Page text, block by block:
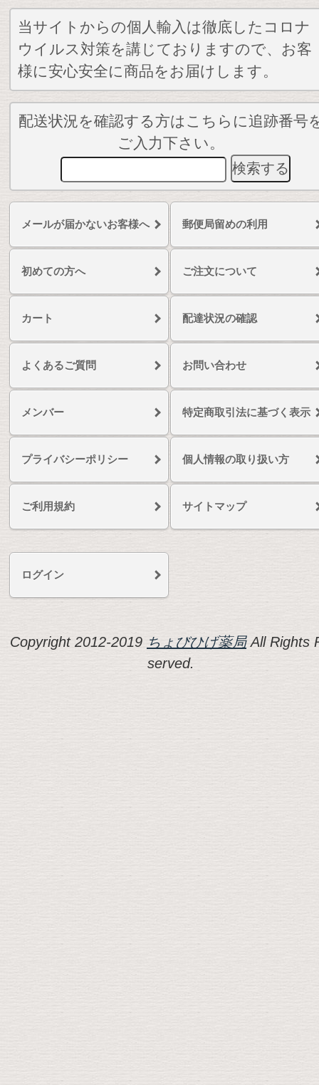
当サイトからの個人輸入は徹底したコロナ
ウイルス対策を講じておりますので、お客
様に安心安全に商品をお届けします。
配送状況を確認する方はこちらに追跡番号
ご入力下さい。
メールが届かないお客様へ 郵便局留めの利用
初めての方へ ご注文について
カート 配達状況の確認
よくあるご質問 お問い合わせ
メンバー 特定商取引法に基づく表示
プライバシーポリシー 個人情報の取り扱い方
ご利用規約 サイトマップ
ログイン
Copyright 2012-2019 ちょびひげ薬局All Rights
served.